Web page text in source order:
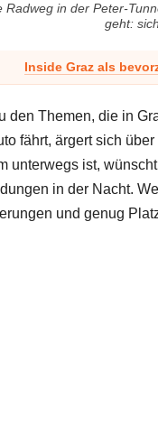
Radweg in der Peter-
geht:
Inside Graz als
den Themen, die in
fährt, ärgert sich
unterwegs ist,
in der Nacht.
und genug